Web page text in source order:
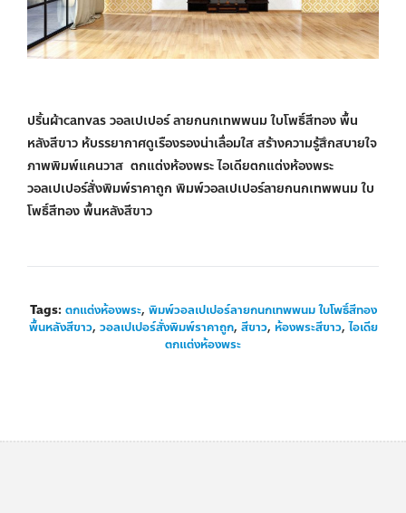
ปริ้นผ้าcanvas วอลเปเปอร์ ลายกนกเทพพนม ใบโพธิ์สีทอง พื้น
หลังสีขาว ห้บรรยากาศดูเรืองรองน่าเลื่อมใส สร้างความรู้สึกสบายใจ
ภาพพิมพ์แคนวาส ตกแต่งห้องพระ ไอเดียตกแต่งห้องพระ
วอลเปเปอร์สั่งพิมพ์ราคาถูก พิมพ์วอลเปเปอร์ลายกนกเทพพนม ใบ
โพธิ์สีทอง พื้นหลังสีขาว
Tags: ตกแต่งห้องพระ, พิมพ์วอลเปเปอร์ลายกนกเทพพนม ใบโพธิ์สีทอง
พื้นหลังสีขาว, วอลเปเปอร์สั่งพิมพ์ราคาถูก, สีขาว, ห้องพระสีขาว,ไอเดีย
ตกแต่งห้องพระ